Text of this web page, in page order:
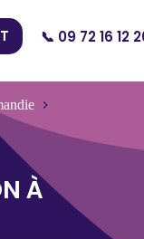
📞 09 72 16 12
À